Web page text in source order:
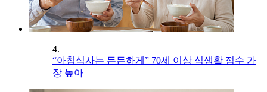
4.
“아침식사는 든든하게” 70세 이상 식생활 점수 가
장 높아